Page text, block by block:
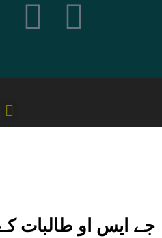
جے ایس او طالبات